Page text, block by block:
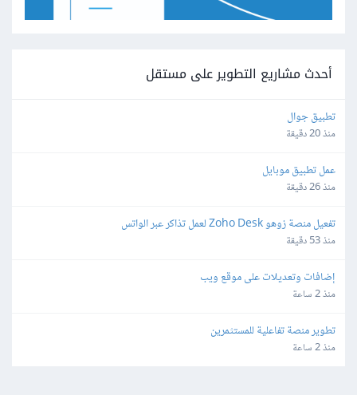
أحدث مشاريع التطوير على مستقل
تطبيق جوال
منذ 20 دقيقة
عمل تطبيق موبايل
منذ 26 دقيقة
تفعيل منصة زوهو Zoho Desk لعمل تذاكر عبر الواتس
منذ 53 دقيقة
إضافات وتعديلات على موقع ويب
منذ 2 ساعة
تطوير منصة تفاعلية للمستثمرين
منذ 2 ساعة